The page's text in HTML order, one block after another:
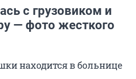
с грузовиком и
— фото жесткого
находится в больнице